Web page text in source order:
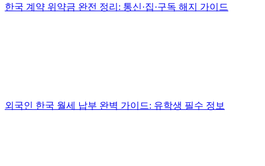
한국 계약 위약금 완전 정리: 통신·집·구독 해지 가이드
외국인 한국 월세 납부 완벽 가이드: 유학생 필수 정보